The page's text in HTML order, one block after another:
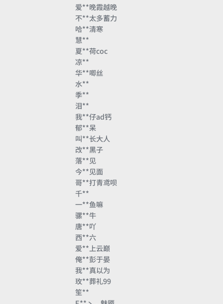
爱**晚霞越晚
不**太多蓄力
哈**清寒
慧**
夏**荷coc
凉**
华**唧丝
水**
季**
泪**
我**仔ad钙
郁**呆
叫**长大人
改**黑子
落**见
今**见面
哥**打青鸢呗
千**
一**鱼嘛
骡**牛
唐**吖
西**六
爱**上云巅
俺**彭于晏
我**真以为
玫**葬礼99
笙**